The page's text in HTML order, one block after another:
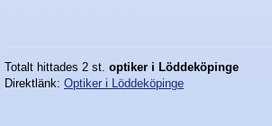
Totalt hittades 2 st. optiker i Löddeköpinge
Direktlänk: Optiker i Löddeköpinge